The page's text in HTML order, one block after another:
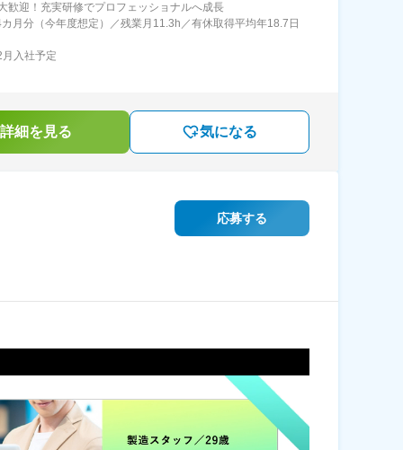
歓迎！充実研修でプロフェッショナルへ成長
月分（今年度想定）／残業月11.3h／有休取得平均年18.7日
入社予定
細を見る 気になる
応募する